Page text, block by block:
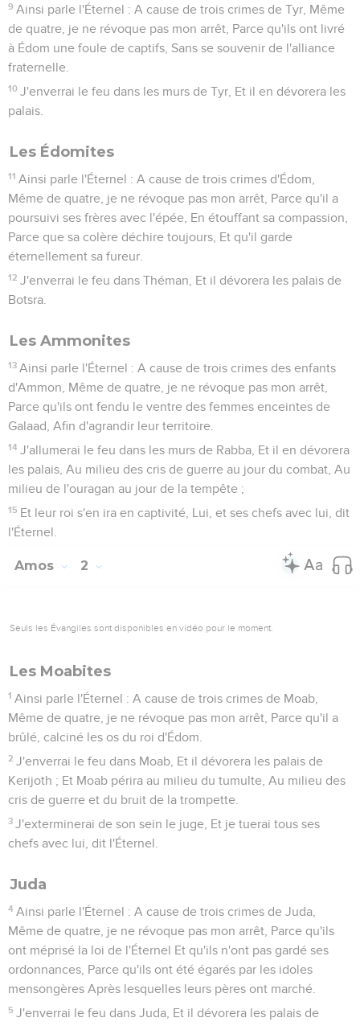
9 Ainsi parle l'Éternel : A cause de trois crimes de Tyr, Même
de quatre, je ne révoque pas mon arrêt, Parce qu'ils ont livré
à Édom une foule de captifs, Sans se souvenir de l'alliance
fraternelle.
10 J'enverrai le feu dans les murs de Tyr, Et il en dévorera les
palais.
Les Édomites
11 Ainsi parle l'Éternel : A cause de trois crimes d'Édom,
Même de quatre, je ne révoque pas mon arrêt, Parce qu'il a
poursuivi ses frères avec l'épée, En étouffant sa compassion,
Parce que sa colère déchire toujours, Et qu'il garde
éternellement sa fureur.
12 J'enverrai le feu dans Théman, Et il dévorera les palais de
Botsra.
Les Ammonites
13 Ainsi parle l'Éternel : A cause de trois crimes des enfants
d'Ammon, Même de quatre, je ne révoque pas mon arrêt,
Parce qu'ils ont fendu le ventre des femmes enceintes de
Galaad, Afin d'agrandir leur territoire.
14 J'allumerai le feu dans les murs de Rabba, Et il en dévorera
les palais, Au milieu des cris de guerre au jour du combat, Au
milieu de l'ouragan au jour de la tempête ;
15 Et leur roi s'en ira en captivité, Lui, et ses chefs avec lui, dit
l'Éternel.
Amos 2
Seuls les Évangiles sont disponibles en vidéo pour le moment.
Les Moabites
1 Ainsi parle l'Éternel : A cause de trois crimes de Moab,
Même de quatre, je ne révoque pas mon arrêt, Parce qu'il a
brûlé, calciné les os du roi d'Édom.
2 J'enverrai le feu dans Moab, Et il dévorera les palais de
Kerijoth ; Et Moab périra au milieu du tumulte, Au milieu des
cris de guerre et du bruit de la trompette.
3 J'exterminerai de son sein le juge, Et je tuerai tous ses
chefs avec lui, dit l'Éternel.
Juda
4 Ainsi parle l'Éternel : A cause de trois crimes de Juda,
Même de quatre, je ne révoque pas mon arrêt, Parce qu'ils
ont méprisé la loi de l'Éternel Et qu'ils n'ont pas gardé ses
ordonnances, Parce qu'ils ont été égarés par les idoles
mensongères Après lesquelles leurs pères ont marché.
5 J'enverrai le feu dans Juda, Et il dévorera les palais de